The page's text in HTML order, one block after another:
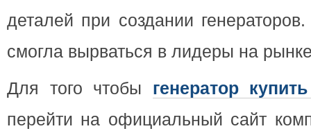
деталей при создании
смогла вырваться в лидеры на
Для того чтобы генератор
перейти на официальный сайт